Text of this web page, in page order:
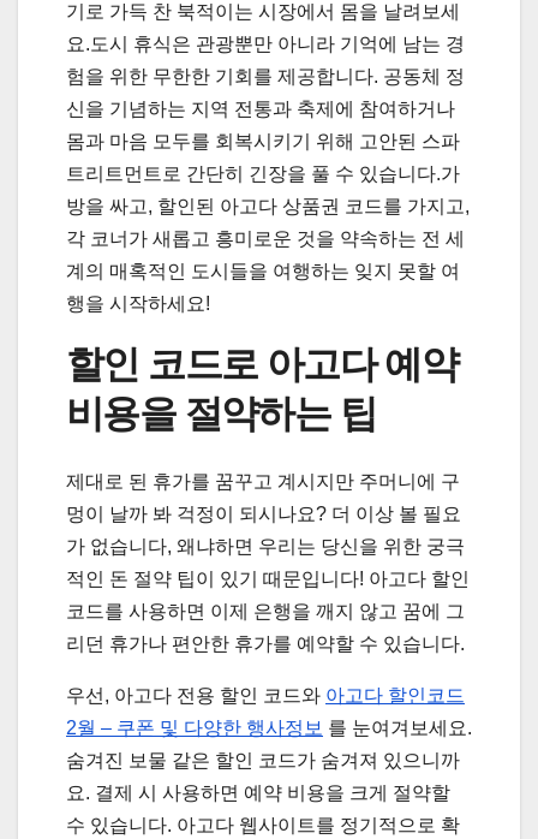
기로 가득 찬 북적이는 시장에서 몸을 날려보세
요.도시 휴식은 관광뿐만 아니라 기억에 남는 경
험을 위한 무한한 기회를 제공합니다. 공동체 정
신을 기념하는 지역 전통과 축제에 참여하거나
몸과 마음 모두를 회복시키기 위해 고안된 스파
트리트먼트로 간단히 긴장을 풀 수 있습니다.가
방을 싸고, 할인된 아고다 상품권 코드를 가지고,
각 코너가 새롭고 흥미로운 것을 약속하는 전 세
계의 매혹적인 도시들을 여행하는 잊지 못할 여
행을 시작하세요!
할인 코드로 아고다 예약
비용을 절약하는 팁
제대로 된 휴가를 꿈꾸고 계시지만 주머니에 구
멍이 날까 봐 걱정이 되시나요? 더 이상 볼 필요
가 없습니다, 왜냐하면 우리는 당신을 위한 궁극
적인 돈 절약 팁이 있기 때문입니다! 아고다 할인
코드를 사용하면 이제 은행을 깨지 않고 꿈에 그
리던 휴가나 편안한 휴가를 예약할 수 있습니다.
우선, 아고다 전용 할인 코드와 아고다 할인코드
2월 – 쿠폰 및 다양한 행사정보 를 눈여겨보세요.
숨겨진 보물 같은 할인 코드가 숨겨져 있으니까
요. 결제 시 사용하면 예약 비용을 크게 절약할
수 있습니다. 아고다 웹사이트를 정기적으로 확